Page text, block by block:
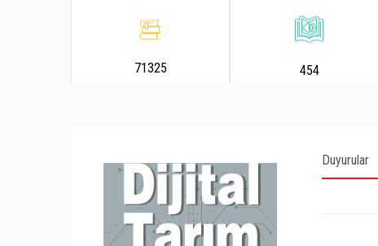
71325 454
Duyurular